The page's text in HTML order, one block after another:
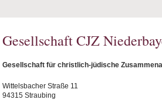
Gesellschaft CJZ
Gesellschaft für christlich-jüdische
Wittelsbacher Straße 11
94315 Straubing